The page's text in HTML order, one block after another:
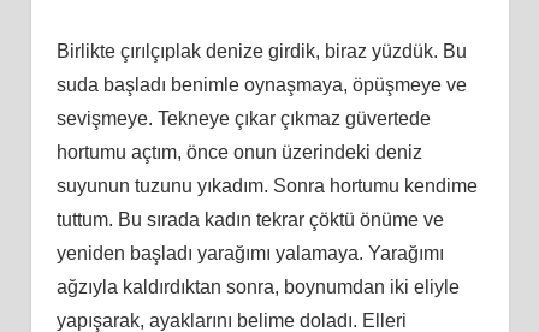
Birlikte çırılçıplak denize girdik, biraz yüzdük. Bu
suda başladı benimle oynaşmaya, öpüşmeye ve
sevişmeye. Tekneye çıkar çıkmaz güvertede
hortumu açtım, önce onun üzerindeki deniz
suyunun tuzunu yıkadım. Sonra hortumu kendime
tuttum. Bu sırada kadın tekrar çöktü önüme ve
yeniden başladı yarağımı yalamaya. Yarağımı
ağzıyla kaldırdıktan sonra, boynumdan iki eliyle
yapışarak, ayaklarını belime doladı. Elleri